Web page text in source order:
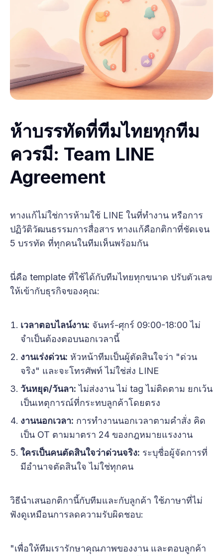
ห้าบรรทัดที่ทีมไทยทุกทีม
ควรมี: Team LINE
Agreement
ทางแก้ไม่ใช่การห้ามใช้ LINE ในที่ทำงาน หรือการ
ปฏิวัติวัฒนธรรมการสื่อสาร ทางแก้คือกติกาที่ชัดเจน
5 บรรทัด ที่ทุกคนในทีมเห็นพร้อมกัน
นี่คือ template ที่ใช้ได้กับทีมไทยทุกขนาด ปรับตัวเลข
ให้เข้ากับธุรกิจของคุณ:
เวลาตอบไลน์งาน: จันทร์-ศุกร์ 09:00-18:00 ไม่
จำเป็นต้องตอบนอกเวลานี้
งานเร่งด่วน: หัวหน้าทีมเป็นผู้ตัดสินใจว่า "ด่วน
จริง" และจะโทรศัพท์ ไม่ใช่ส่ง LINE
วันหยุด/วันลา: ไม่ส่งงาน ไม่ tag ไม่ติดตาม ยกเว้น
เป็นเหตุการณ์ที่กระทบลูกค้าโดยตรง
งานนอกเวลา: การทำงานนอกเวลาตามคำสั่ง คิด
เป็น OT ตามมาตรา 24 ของกฎหมายแรงงาน
ใครเป็นคนตัดสินใจว่าด่วนจริง: ระบุชื่อผู้จัดการที่
มีอำนาจตัดสินใจ ไม่ใช่ทุกคน
วิธีนำเสนอกติกานี้กับทีมและกับลูกค้า ใช้ภาษาที่ไม่
ฟังดูเหมือนการลดความรับผิดชอบ:
"เพื่อให้ทีมเรารักษาคุณภาพของงาน และตอบลูกค้า